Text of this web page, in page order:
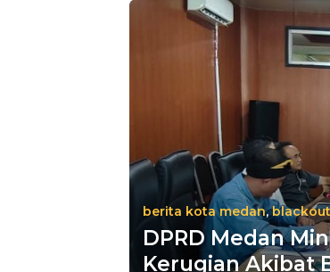
berita kota medan,blackout
DPRD Medan
Kerugian Akibat